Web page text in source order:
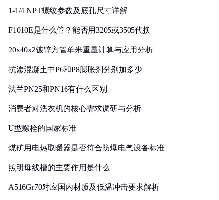
1-1/4 NPT螺纹参数及底孔尺寸详解
F1010E是什么管？能否用3205或3505代换
20x40x2镀锌方管单米重量计算与应用分析
抗渗混凝土中P6和P8膨胀剂分别加多少
法兰PN25和PN16有什么区别
消费者对洗衣机的核心需求调研与分析
U型螺栓的国家标准
煤矿用电热取暖器是否符合防爆电气设备标准
照明母线槽的主要作用是什么
A516Gr70对应国内材质及低温冲击要求解析